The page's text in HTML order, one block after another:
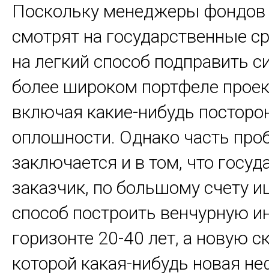
Поскольку менеджеры фондов
смотрят на государственные
на легкий способ подправить
более широком портфеле
включая какие-нибудь
оплошности. Однако часть
заключается и в том, что
заказчик, по большому счету
способ построить венчурную
горизонте 20-40 лет, а новую
которой какая-нибудь новая